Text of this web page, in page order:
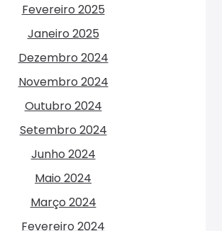
Fevereiro 2025
Janeiro 2025
Dezembro 2024
Novembro 2024
Outubro 2024
Setembro 2024
Junho 2024
Maio 2024
Março 2024
Fevereiro 2024